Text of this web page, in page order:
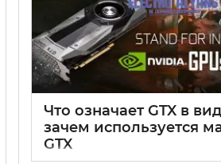
Что означает GTX в
зачем используется
GTX